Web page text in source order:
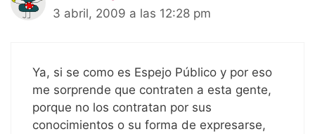
3 abril, 2009 a las 12:28 pm
Ya, si se como es Espejo Público y por eso
me sorprende que contraten a esta gente,
porque no los contratan por sus
conocimientos o su forma de expresarse,